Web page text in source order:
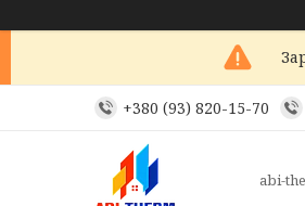
+380 (93) 820-15-70
abi-